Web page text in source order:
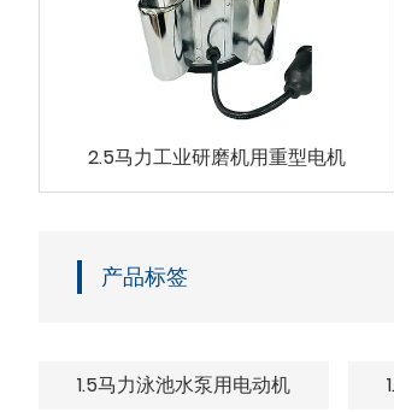
2.5马力工业研磨机用重型电机
产品标签
1.5马力泳池水泵用电动机